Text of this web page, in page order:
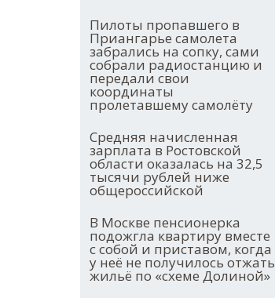
Пилоты пропавшего в
Приангарье самолета
забрались на сопку, сами
собрали радиостанцию и
передали свои
координаты
пролетавшему самолёту
Средняя начисленная
зарплата в Ростовской
области оказалась на 32,5
тысячи рублей ниже
общероссийской
В Москве пенсионерка
подожгла квартиру вместе
с собой и приставом, когда
у неё не получилось отжать
жильё по «схеме Долиной»